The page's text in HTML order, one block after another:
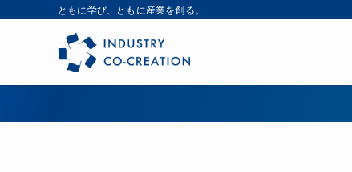
ともに学び、ともに産業を創る。